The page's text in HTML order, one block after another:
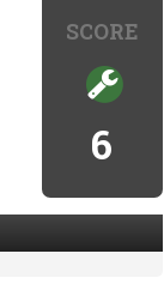
SCORE
6